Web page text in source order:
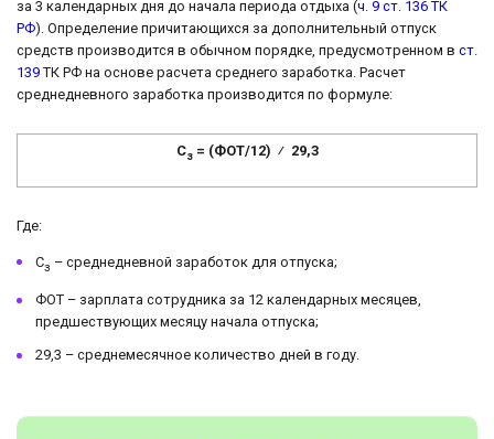
за 3 календарных дня до начала периода отдыха (ч. 9 ст. 136 ТК
РФ). Определение причитающихся за дополнительный отпуск
средств производится в обычном порядке, предусмотренном в ст.
139 ТК РФ на основе расчета среднего заработка. Расчет
среднедневного заработка производится по формуле:
Сз = (ФОТ/12) ⁄ 29,3
Где:
Сз – среднедневной заработок для отпуска;
ФОТ – зарплата сотрудника за 12 календарных месяцев,
предшествующих месяцу начала отпуска;
29,3 – среднемесячное количество дней в году.